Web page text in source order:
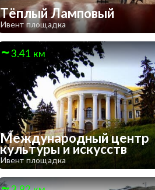
Тёплый Ламповый
Ивент площадка
3.41 км
Международный центр
культуры и искусств
Ивент площадка